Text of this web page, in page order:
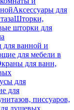
Аксессуары для
Шторки,
шторки для
для ванной и
для мебели в
для ванн,
для
для
писсуаров,
душевых